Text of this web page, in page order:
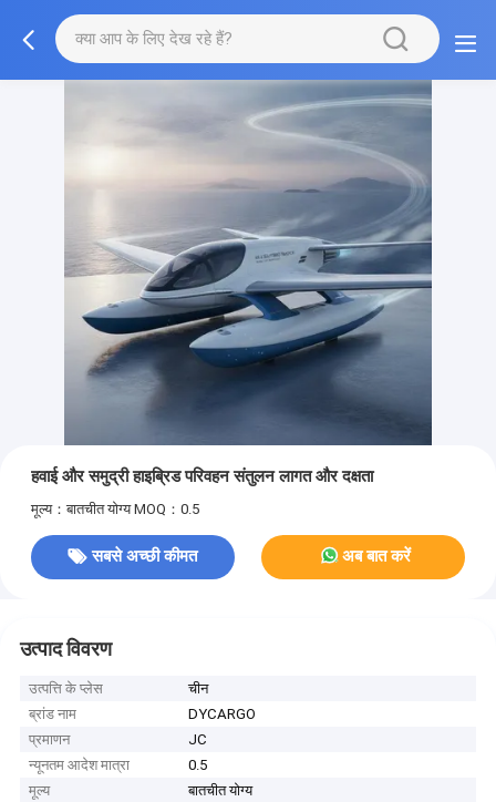
हवाई और समुद्री हाइब्रिड परिवहन संतुलन लागत और दक्षता
मूल्य：बातचीत योग्य MOQ：0.5
सबसे अच्छी कीमत अब बात करें
उत्पाद विवरण
उत्पत्ति के प्लेस
चीन
ब्रांड नाम
DYCARGO
प्रमाणन
JC
न्यूनतम आदेश मात्रा
0.5
मूल्य
बातचीत योग्य